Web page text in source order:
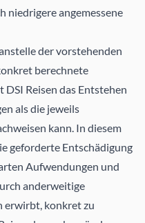
niedrigere angemessene
der vorstehenden
berechnete
Reisen das Entstehen
als die jeweils
kann. In diesem
geforderte Entschädigung
Aufwendungen und
anderweitige
erwirbt, konkret zu